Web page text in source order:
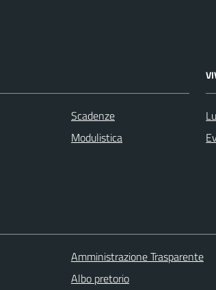
Scadenze
Modulistica
Amministrazione Trasparente
Albo pretorio